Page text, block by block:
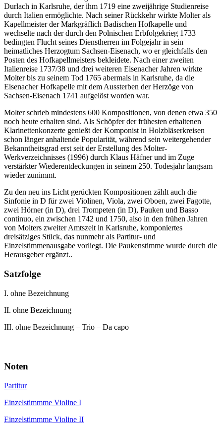
Durlach in Karlsruhe, der ihm 1719 eine zweijährige Studienreise
durch Italien ermöglichte. Nach seiner Rückkehr wirkte Molter als
Kapellmeister der Markgräflich Badischen Hofkapelle und
wechselte nach der durch den Polnischen Erbfolgekrieg 1733
bedingten Flucht seines Dienstherren im Folgejahr in sein
heimatliches Herzogtum Sachsen-Eisenach, wo er gleichfalls den
Posten des Hofkapellmeisters bekleidete. Nach einer zweiten
Italienreise 1737/38 und drei weiteren Eisenacher Jahren wirkte
Molter bis zu seinem Tod 1765 abermals in Karlsruhe, da die
Eisenacher Hofkapelle mit dem Aussterben der Herzöge von
Sachsen-Eisenach 1741 aufgelöst worden war.
Molter schrieb mindestens 600 Kompositionen, von denen etwa 350
noch heute erhalten sind. Als Schöpfer der frühesten erhaltenen
Klarinettenkonzerte genießt der Komponist in Holzbläserkreisen
schon länger anhaltende Popularität, während sein weitergehender
Bekanntheitsgrad erst seit der Erstellung des Molter-
Werkverzeichnisses (1996) durch Klaus Häfner und im Zuge
verstärkter Wiederentdeckungen in seinem 250. Todesjahr langsam
wieder zunimmt.
Zu den neu ins Licht gerückten Kompositionen zählt auch die
Sinfonie in D für zwei Violinen, Viola, zwei Oboen, zwei Fagotte,
zwei Hörner (in D), drei Trompeten (in D), Pauken und Basso
continuo, ein zwischen 1742 und 1750, also in den frühen Jahren
von Molters zweiter Amtszeit in Karlsruhe, komponiertes
dreisätziges Stück, das nunmehr als Partitur- und
Einzelstimmenausgabe vorliegt. Die Paukenstimme wurde durch die
Herausgeber ergänzt..
Satzfolge
I. ohne Bezeichnung
II. ohne Bezeichnung
III. ohne Bezeichnung – Trio – Da capo
Noten
Partitur
Einzelstimmme Violine I
Einzelstimmme Violine II